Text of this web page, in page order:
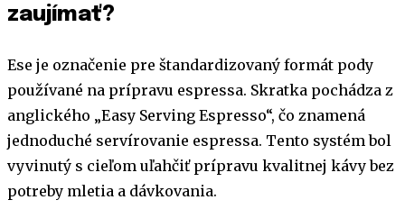
zaujímať?
Ese je označenie pre štandardizovaný formát pody
používané na prípravu espressa. Skratka pochádza z
anglického „Easy Serving Espresso“, čo znamená
jednoduché servírovanie espressa. Tento systém bol
vyvinutý s cieľom uľahčiť prípravu kvalitnej kávy bez
potreby mletia a dávkovania.